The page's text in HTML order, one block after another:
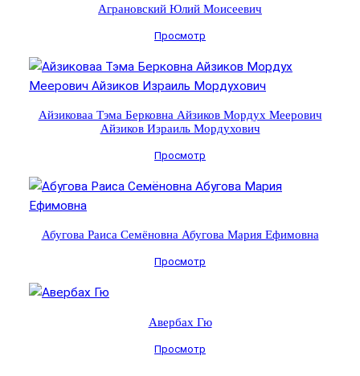
Аграновский Юлий Моисеевич
Просмотр
Айзиковаа Тэма Берковна Айзиков Мордух Меерович
Айзиков Израиль Мордухович
Просмотр
Абугова Раиса Семёновна Абугова Мария Ефимовна
Просмотр
Авербах Гю
Просмотр